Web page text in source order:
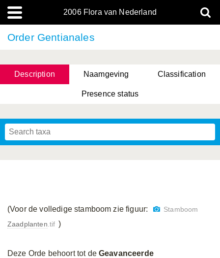
2006 Flora van Nederland
Order Gentianales
Description Naamgeving Classification
Presence status
(Voor de volledige stamboom zie figuur:
Stamboom
Zaadplanten.tif )
Deze Orde behoort tot de Geavanceerde